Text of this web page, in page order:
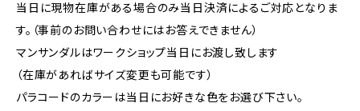
当日に現物在庫がある場合のみ当日決済によるご対応となりま
す。（事前のお問い合わせにはお答えできません）
マンサンダルはワークショップ当日にお渡し致します
（在庫があればサイズ変更も可能です）
パラコードのカラーは当日にお好きな色をお選び下さい。